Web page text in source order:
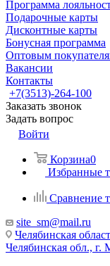
Программа
Подарочные карты
Дисконтные карты
Бонусная программа
Оптовым
Вакансии
Контакты
+7(3513)-264-100
Заказать звонок
Задать вопрос
Войти
Корзина0
Избранные
Сравнение
site_sm@mail.ru
Челябинская
Челябинская обл., г.